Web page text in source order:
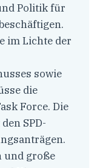
Politik für
im Lichte der
sowie
die
Force. Die
SPD-
und große